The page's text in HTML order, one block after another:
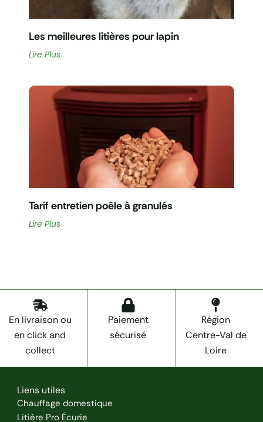
Les meilleures litières pour lapin
Lire Plus
Tarif entretien poêle à granulés
Lire Plus
En livraison ou
en click and
collect
Paiement
sécurisé
Région
Centre-Val de
Loire
Liens utiles
Chauffage domestique
Litière Pro Écurie